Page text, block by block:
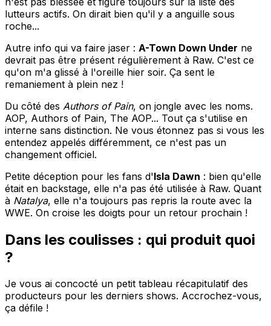
lutteurs actifs. On dirait bien qu'il y a anguille sous
roche...
Autre info qui va faire jaser : A-Town Down Under ne
devrait pas être présent régulièrement à Raw. C'est ce
qu'on m'a glissé à l'oreille hier soir. Ça sent le
remaniement à plein nez !
Du côté des Authors of Pain, on jongle avec les noms.
AOP, Authors of Pain, The AOP... Tout ça s'utilise en
interne sans distinction. Ne vous étonnez pas si vous les
entendez appelés différemment, ce n'est pas un
changement officiel.
Petite déception pour les fans d'Isla Dawn : bien qu'elle
était en backstage, elle n'a pas été utilisée à Raw. Quant
à Natalya, elle n'a toujours pas repris la route avec la
WWE. On croise les doigts pour un retour prochain !
Dans les coulisses : qui produit quoi
?
Je vous ai concocté un petit tableau récapitulatif des
producteurs pour les derniers shows. Accrochez-vous,
ça défile !